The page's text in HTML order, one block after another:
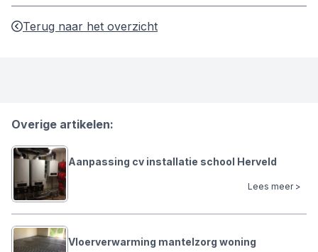
Terug naar het overzicht
Overige artikelen:
Aanpassing cv installatie school Herveld
Lees meer >
Vloerverwarming mantelzorg woning